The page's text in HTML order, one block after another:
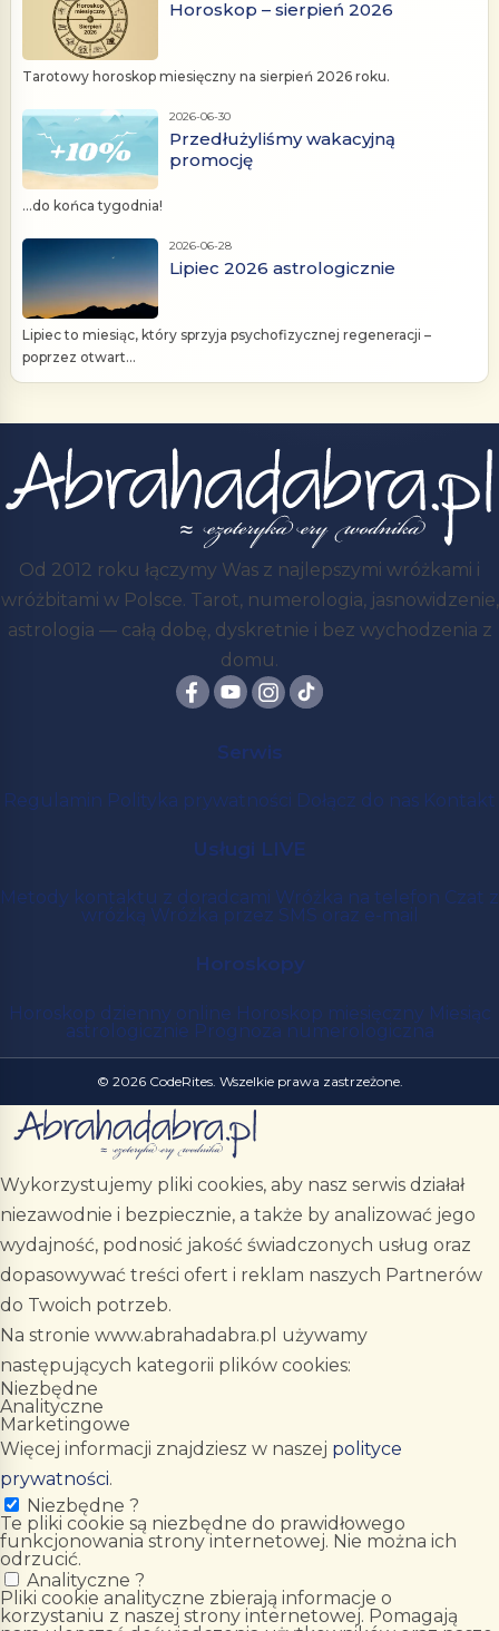
Horoskop – sierpień 2026
Tarotowy horoskop miesięczny na sierpień 2026 roku.
2026-06-30
Przedłużyliśmy wakacyjną
promocję
...do końca tygodnia!
2026-06-28
Lipiec 2026 astrologicznie
Lipiec to miesiąc, który sprzyja psychofizycznej regeneracji –
poprzez otwart...
Od 2012 roku łączymy Was z najlepszymi wróżkami i
wróżbitami w Polsce. Tarot, numerologia, jasnowidzenie,
astrologia — całą dobę, dyskretnie i bez wychodzenia z
domu.
Serwis
Regulamin Polityka prywatności Dołącz do nas Kontakt
Usługi LIVE
Metody kontaktu z doradcami Wróżka na telefon Czat z
wróżką Wróżka przez SMS oraz e-mail
Horoskopy
Horoskop dzienny online Horoskop miesięczny Miesiąc
astrologicznie Prognoza numerologiczna
© 2026 CodeRites. Wszelkie prawa zastrzeżone.
Wykorzystujemy pliki cookies, aby nasz serwis działał
niezawodnie i bezpiecznie, a także by analizować jego
wydajność, podnosić jakość świadczonych usług oraz
dopasowywać treści ofert i reklam naszych Partnerów
do Twoich potrzeb.
Na stronie www.abrahadabra.pl używamy
następujących kategorii plików cookies:
Niezbędne
Analityczne
Marketingowe
Więcej informacji znajdziesz w naszej polityce
prywatności.
Niezbędne ?
Te pliki cookie są niezbędne do prawidłowego
funkcjonowania strony internetowej. Nie można ich
odrzucić.
Analityczne ?
Pliki cookie analityczne zbierają informacje o
korzystaniu z naszej strony internetowej. Pomagają